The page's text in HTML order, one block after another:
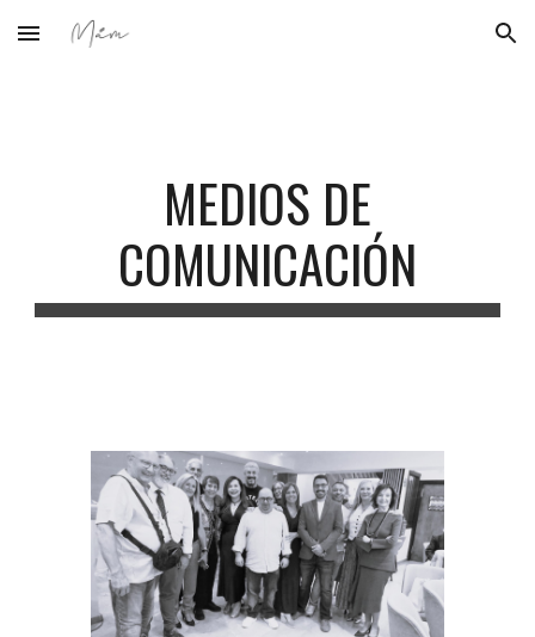
Skip to main content Skip to navigation
MEDIOS DE
COMUNICACIÓN